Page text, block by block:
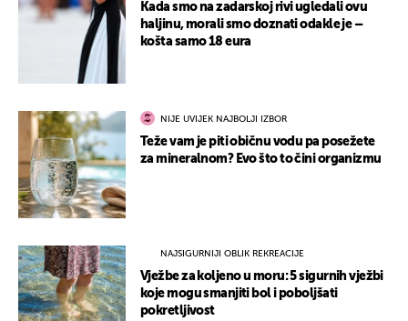
Kada smo na zadarskoj rivi ugledali ovu
haljinu, morali smo doznati odakle je –
košta samo 18 eura
NIJE UVIJEK NAJBOLJI IZBOR
Teže vam je piti običnu vodu pa posežete
za mineralnom? Evo što to čini organizmu
NAJSIGURNIJI OBLIK REKREACIJE
Vježbe za koljeno u moru: 5 sigurnih vježbi
koje mogu smanjiti bol i poboljšati
pokretljivost